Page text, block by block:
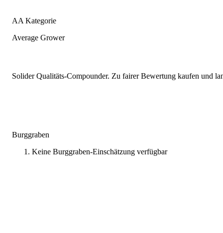
AA Kategorie
Average Grower
Solider Qualitäts-Compounder. Zu fairer Bewertung kaufen und
Burggraben
Keine Burggraben-Einschätzung verfügbar